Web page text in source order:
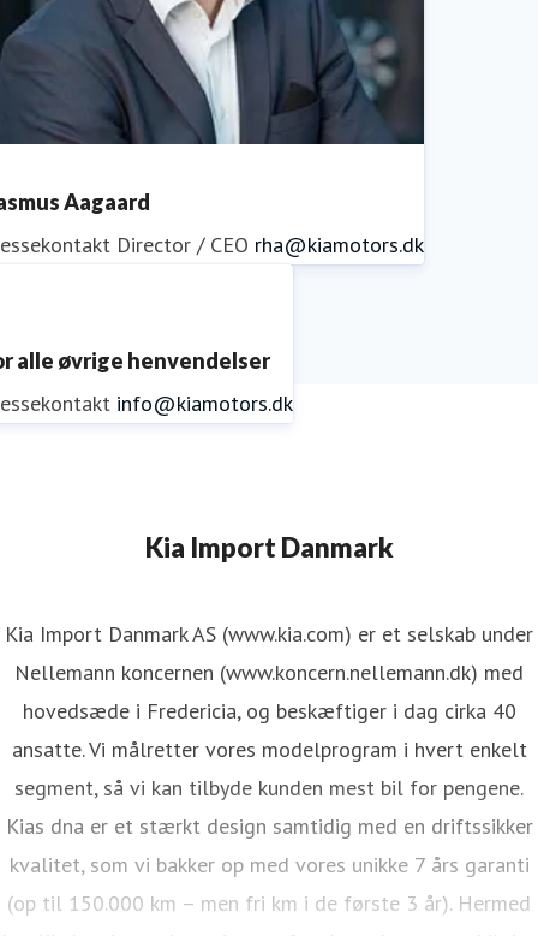
Aagaard
Director / CEO rha@kiamotors.dk
alle øvrige henvendelser
info@kiamotors.dk
Kia Import Danmark
Kia Import Danmark AS (www.kia.com) er et selskab under
Nellemann koncernen (www.koncern.nellemann.dk) med
hovedsæde i Fredericia, og beskæftiger i dag cirka 40
ansatte. Vi målretter vores modelprogram i hvert enkelt
segment, så vi kan tilbyde kunden mest bil for pengene.
Kias dna er et stærkt design samtidig med en driftssikker
kvalitet, som vi bakker op med vores unikke 7 års garanti
(op til 150.000 km – men fri km i de første 3 år). Hermed